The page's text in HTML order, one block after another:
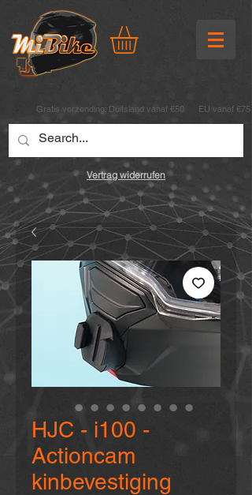
Gratis verzending: Duitsland vanaf €50 EU vanaf €75
Vertrag widerrufen
HJC - i100 -
Actioncam
kinbevestiging